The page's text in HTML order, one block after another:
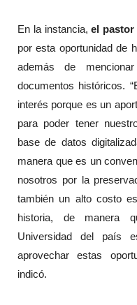
En la instancia,el pastor
por esta oportunidad de
además de
documentos históricos.
interés porque es un
para poder tener
base de datos
manera que es un
nosotros por la
también un alto costo
historia, de manera
Universidad del país
aprovechar estas
indicó.